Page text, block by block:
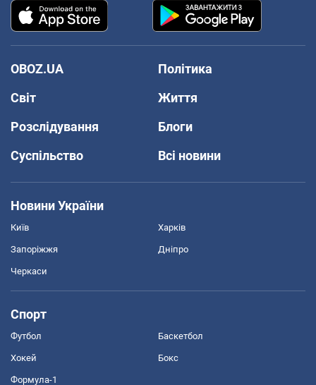
OBOZ.UA
Політика
Світ
Життя
Розслідування
Блоги
Суспільство
Всі новини
Новини України
Київ Харків
Запоріжжя Дніпро
Черкаси
Спорт
Футбол Баскетбол
Хокей Бокс
Формула-1